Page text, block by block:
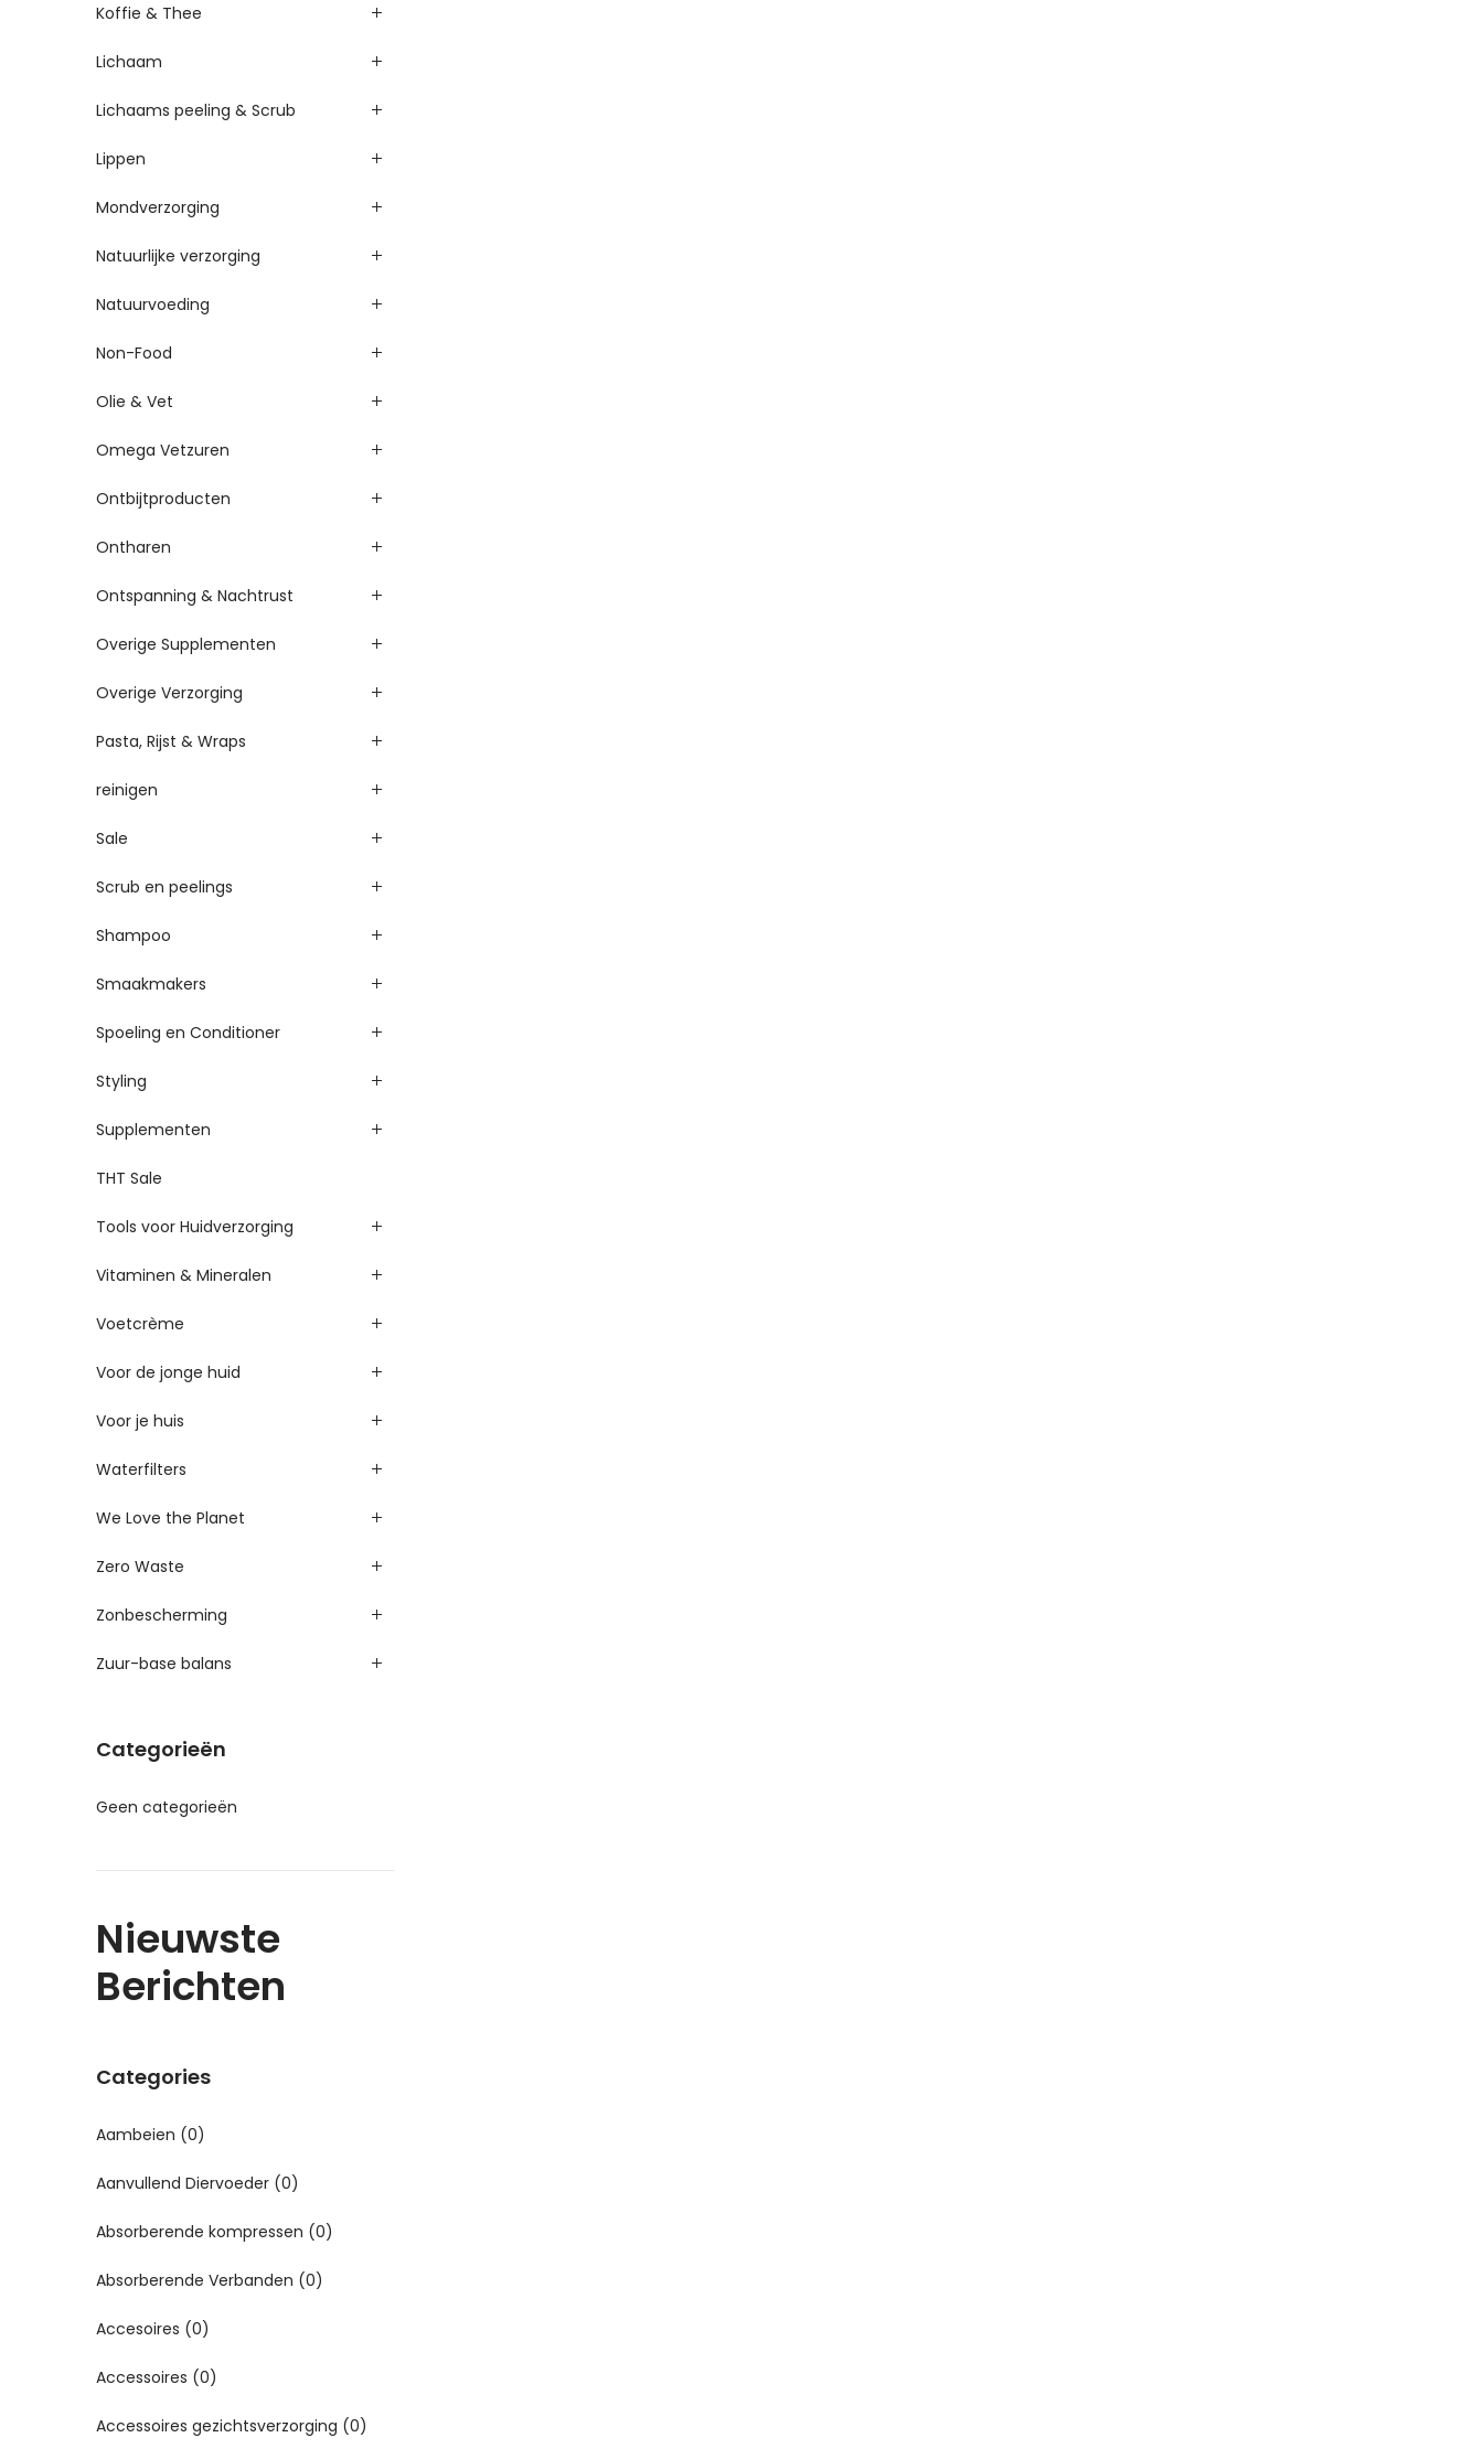
Koffie & Thee
Lichaam
Lichaams peeling & Scrub
Lippen
Mondverzorging
Natuurlijke verzorging
Natuurvoeding
Non-Food
Olie & Vet
Omega Vetzuren
Ontbijtproducten
Ontharen
Ontspanning & Nachtrust
Overige Supplementen
Overige Verzorging
Pasta, Rijst & Wraps
reinigen
Sale
Scrub en peelings
Shampoo
Smaakmakers
Spoeling en Conditioner
Styling
Supplementen
THT Sale
Tools voor Huidverzorging
Vitaminen & Mineralen
Voetcrème
Voor de jonge huid
Voor je huis
Waterfilters
We Love the Planet
Zero Waste
Zonbescherming
Zuur-base balans
Categorieën
Geen categorieën
Nieuwste
Berichten
Categories
Aambeien (0)
Aanvullend Diervoeder (0)
Absorberende kompressen (0)
Absorberende Verbanden (0)
Accesoires (0)
Accessoires (0)
Accessoires gezichtsverzorging (0)